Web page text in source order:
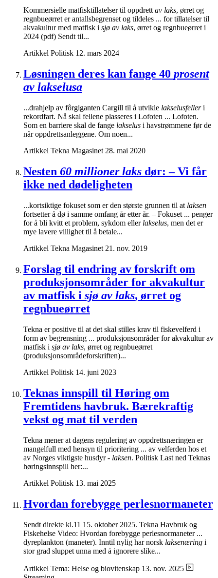
Kommersielle matfisktillatelser til oppdrettav laks, ørret og
regnbueørret er antallsbegrenset og tildeles ... for tillatelser til
akvakultur med matfisk i sjø av laks, ørret og regnbueørret i
2024 (pdf) Sendt til...
Artikkel Politisk 12. mars 2024
Løsningen deres kan fange 40 prosent
av lakselusa
...drahjelp av fôrgiganten Cargill til å utvikle lakselusfelleri
rekordfart. Nå skal fellene plasseres i Lofoten ... Lofoten.
Som en barriere skal de fange lakselus i havstrømmene før de
når oppdrettsanleggene. Om noen...
Artikkel Tekna Magasinet 28. mai 2020
Nesten 60 millioner laks dør: – Vi får
ikke ned dødeligheten
...kortsiktige fokuset som er den største grunnen til at laksen
fortsetter å dø i samme omfang år etter år. – Fokuset ... penger
for å bli kvitt et problem, sykdom eller lakselus, men det er
mye lavere villighet til å betale...
Artikkel Tekna Magasinet 21. nov. 2019
Forslag til endring av forskrift om
produksjonsområder for akvakultur
av matfisk i sjø av laks, ørret og
regnbueørret
Tekna er positive til at det skal stilles krav til fiskevelferd i
form av begrensning ... produksjonsområder for akvakultur av
matfisk i sjø av laks, ørret og regnbueørret
(produksjonsområdeforskriften)...
Artikkel Politisk 14. juni 2023
Teknas innspill til Høring om
Fremtidens havbruk. Bærekraftig
vekst og mat til verden
Tekna mener at dagens regulering av oppdrettsnæringen er
mangelfull med hensyn til prioritering ... av velferden hos et
av Norges viktigste husdyr - laksen. Politisk Last ned Teknas
høringsinnspill her:...
Artikkel Politisk 13. mai 2025
Hvordan forebygge perlesnormaneter
Sendt direkte kl.11 15. oktober 2025. Tekna Havbruk og
Fiskehelse Video: Hvordan forebygge perlesnormaneter ...
dyreplankton (maneter). Inntil nylig har norsk laksenæring i
stor grad sluppet unna med å ignorere slike...
Artikkel Tema: Helse og biovitenskap 13. nov. 2025